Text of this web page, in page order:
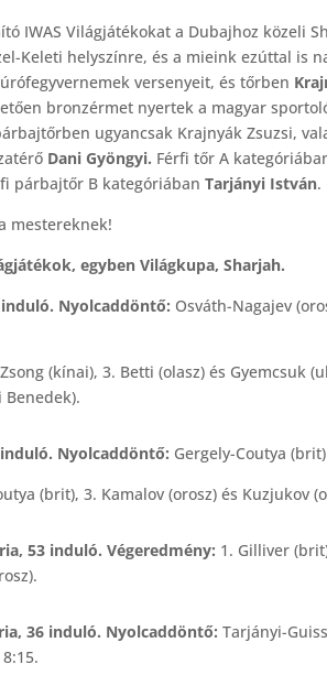
IWAS Világjátékokat a Dubajhoz közeli
Keleti helyszínre, és a mieink ezúttal is
versenyeit, és tőrben
bronzérmet nyertek a magyar
ugyancsak Krajnyák Zsuzsi,
Dani Gyöngyi. Férfi tőr A
párbajtőr B kategóriábanTarjányi István.
mestereknek!
egyben Világkupa, Sharjah.
Nyolcaddöntő: Osváth-Nagajev
(kínai), 3. Betti (olasz) és Gyemcsuk
Benedek).
Nyolcaddöntő: Gergely-Coutya
(brit), 3. Kamalov (orosz) és Kuzjukov
53 induló. Végeredmény: 1. Gilliver
36 induló. Nyolcaddöntő:Tarjányi-